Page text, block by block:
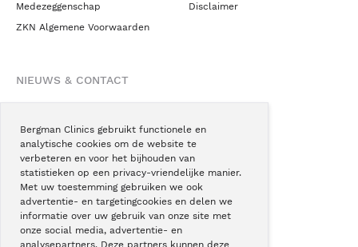
Bergman Clinics gebruikt functionele en
analytische cookies om de website te
verbeteren en voor het bijhouden van
statistieken op een privacy-vriendelijke manier.
Met uw toestemming gebruiken we ook
advertentie- en targetingcookies en delen we
informatie over uw gebruik van onze site met
onze social media, advertentie- en
Medezeggenschap
ZKN Algemene Voorwaarden
Disclaimer
NIEUWS & CONTACT
Blogs
Podcast
Pressroom
Instagram
Facebook
LinkedIn